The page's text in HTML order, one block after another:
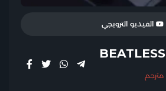
الفيديو الترويجي
BEATLESS